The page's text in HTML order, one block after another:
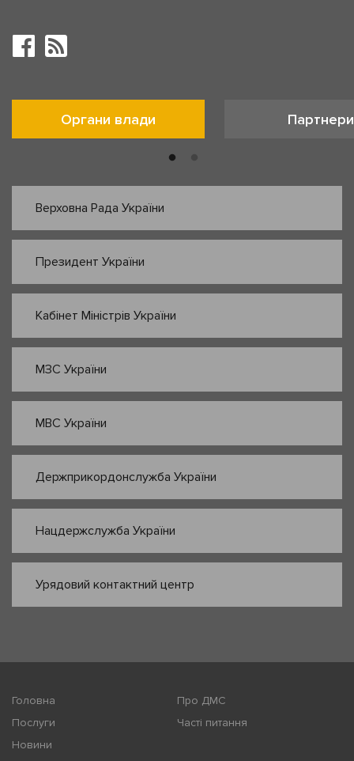
Органи влади Партнери
Верховна Рада України
Президент України
Кабінет Міністрів України
МЗС України
МВС України
Держприкордонслужба України
Нацдержслужба України
Урядовий контактний центр
Головна
Про ДМС
Послуги
Часті питання
Новини